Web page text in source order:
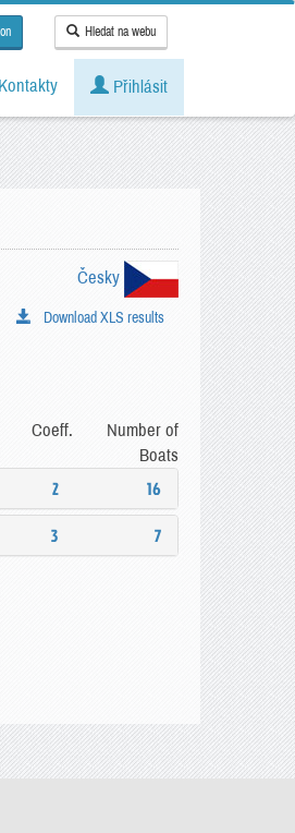
Hledat na webu
Kontakty Přihlásit
Česky
Download XLS results
Coeff.
Number of
Boats
2
16
3 7